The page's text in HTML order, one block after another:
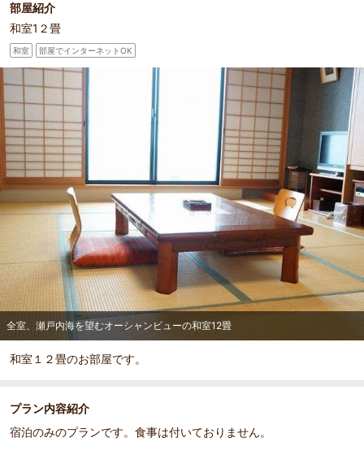
部屋紹介
和室1２畳
和室 部屋でインターネットOK
全室、瀬戸内海を望むオーシャンビューの和室12畳
和室１２畳のお部屋です。
プラン内容紹介
宿泊のみのプランです。食事は付いておりません。
部屋詳細
全室、瀬戸内海を望むオーシャンビューの和室12畳